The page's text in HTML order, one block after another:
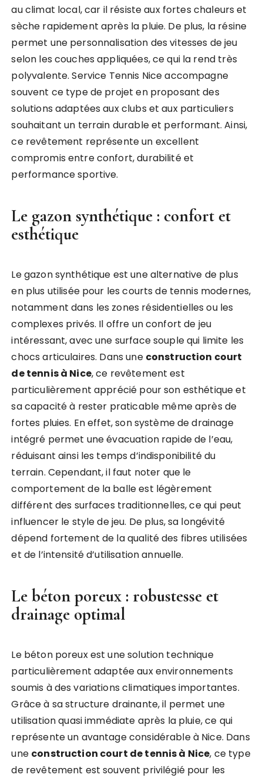
au climat local, car il résiste aux fortes chaleurs et
sèche rapidement après la pluie. De plus, la résine
permet une personnalisation des vitesses de jeu
selon les couches appliquées, ce qui la rend très
polyvalente. Service Tennis Nice accompagne
souvent ce type de projet en proposant des
solutions adaptées aux clubs et aux particuliers
souhaitant un terrain durable et performant. Ainsi,
ce revêtement représente un excellent
compromis entre confort, durabilité et
performance sportive.
Le gazon synthétique : confort et
esthétique
Le gazon synthétique est une alternative de plus
en plus utilisée pour les courts de tennis modernes,
notamment dans les zones résidentielles ou les
complexes privés. Il offre un confort de jeu
intéressant, avec une surface souple qui limite les
chocs articulaires. Dans une construction court
de tennis à Nice, ce revêtement est
particulièrement apprécié pour son esthétique et
sa capacité à rester praticable même après de
fortes pluies. En effet, son système de drainage
intégré permet une évacuation rapide de l’eau,
réduisant ainsi les temps d’indisponibilité du
terrain. Cependant, il faut noter que le
comportement de la balle est légèrement
différent des surfaces traditionnelles, ce qui peut
influencer le style de jeu. De plus, sa longévité
dépend fortement de la qualité des fibres utilisées
et de l’intensité d’utilisation annuelle.
Le béton poreux : robustesse et
drainage optimal
Le béton poreux est une solution technique
particulièrement adaptée aux environnements
soumis à des variations climatiques importantes.
Grâce à sa structure drainante, il permet une
utilisation quasi immédiate après la pluie, ce qui
représente un avantage considérable à Nice. Dans
une construction court de tennis à Nice, ce type
de revêtement est souvent privilégié pour les